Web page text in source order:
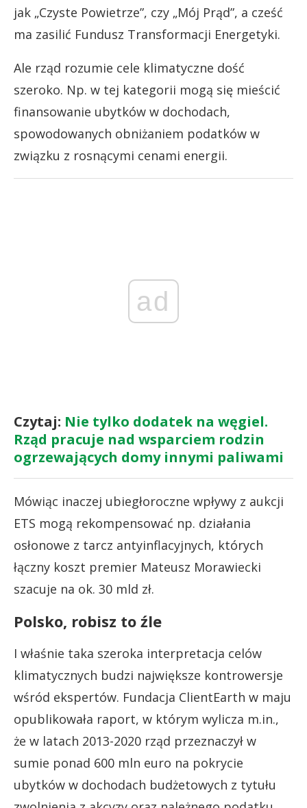
jak „Czyste Powietrze”, czy „Mój Prąd”, a cześć
ma zasilić Fundusz Transformacji Energetyki.
Ale rząd rozumie cele klimatyczne dość
szeroko. Np. w tej kategorii mogą się mieścić
finansowanie ubytków w dochodach,
spowodowanych obniżaniem podatków w
związku z rosnącymi cenami energii.
ad
Czytaj: Nie tylko dodatek na węgiel.
Rząd pracuje nad wsparciem rodzin
ogrzewających domy innymi paliwami
Mówiąc inaczej ubiegłoroczne wpływy z aukcji
ETS mogą rekompensować np. działania
osłonowe z tarcz antyinflacyjnych, których
łączny koszt premier Mateusz Morawiecki
szacuje na ok. 30 mld zł.
Polsko, robisz to źle
I właśnie taka szeroka interpretacja celów
klimatycznych budzi największe kontrowersje
wśród ekspertów. Fundacja ClientEarth w maju
opublikowała raport, w którym wylicza m.in.,
że w latach 2013-2020 rząd przeznaczył w
sumie ponad 600 mln euro na pokrycie
ubytków w dochodach budżetowych z tytułu